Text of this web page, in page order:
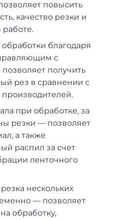
повысить
качество резки и
работе.
благодаря
с
получить
рез в сравнении с
производителей.
при обработке, за
резки — позволяет
а также
распил за счет
ленточного
нескольких
— позволяет
обработку,